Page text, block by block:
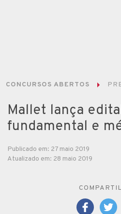
CONCURSOS ABERTOS
Mallet lança
fundamental e
Publicado em: 27 maio 2019
Atualizado em: 28 maio 2019